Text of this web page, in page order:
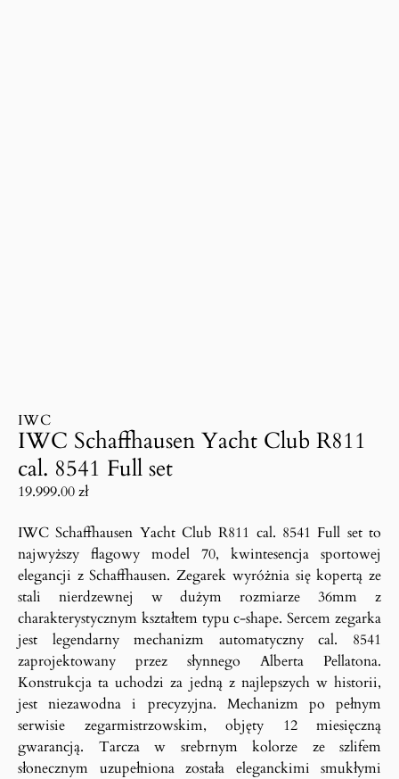
IWC
IWC Schaffhausen Yacht Club R811
cal. 8541 Full set
19.999.00zł
IWC Schaffhausen Yacht Club R811 cal. 8541 Full set to
najwyższy flagowy model 70, kwintesencja sportowej
elegancji z Schaffhausen. Zegarek wyróżnia się kopertą ze
stali nierdzewnej w dużym rozmiarze 36mm z
charakterystycznym kształtem typu c-shape. Sercem zegarka
jest legendarny mechanizm automatyczny cal. 8541
zaprojektowany przez słynnego Alberta Pellatona.
Konstrukcja ta uchodzi za jedną z najlepszych w historii,
jest niezawodna i precyzyjna. Mechanizm po pełnym
serwisie zegarmistrzowskim, objęty 12 miesięczną
gwarancją. Tarcza w srebrnym kolorze ze szlifem
słonecznym uzupełniona została eleganckimi smukłymi